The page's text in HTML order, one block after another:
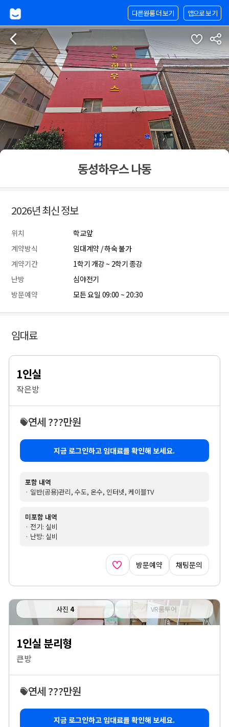
앱으로 보기
다른원룸 더 보기
동성하우스 나동
2026년 최신 정보
위치
학교앞
계약방식
임대계약 / 하숙 불가
계약기간
1학기 개강 ~ 2학기 종강
난방
심야전기
방문예약
모든 요일 09:00 ~ 20:30
임대료
1인실
작은방
연세 ???만원
지금 로그인하고 임대료를 확인해 보세요.
포함 내역
· 일반(공용)관리, 수도, 온수, 인터넷, 케이블TV
미포함 내역
· 전기: 실비
· 난방: 실비
방문예약 채팅문의
사진 4 VR룸투어
1인실 분리형
큰방
연세 ???만원
지금 로그인하고 임대료를 확인해 보세요.